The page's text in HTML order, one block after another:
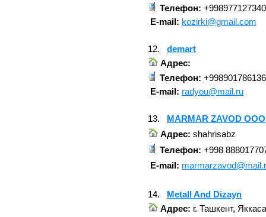
Телефон: +998977127340
E-mail: kozirki@gmail.com
12. demart
Адрес:
Телефон: +998901786136
E-mail: radyou@mail.ru
13. MARMAR ZAVOD OOO
Адрес: shahrisabz
Телефон: +998
E-mail:
14. Metall And Dizayn
Адрес: г. Ташкент,